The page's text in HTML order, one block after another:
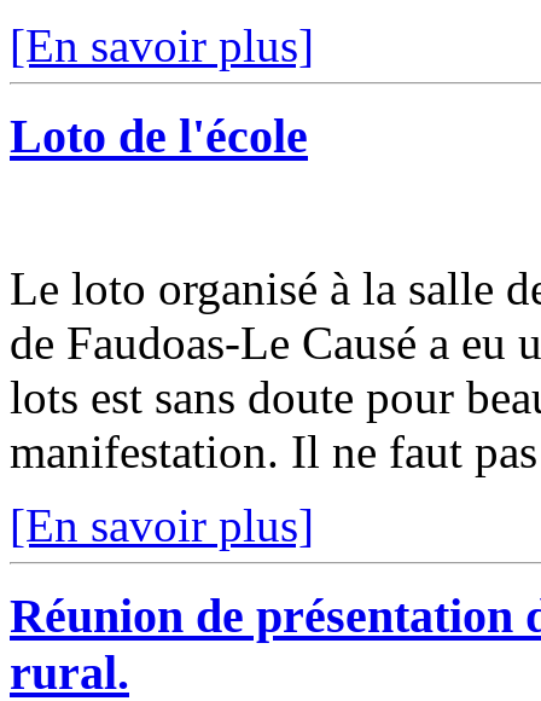
[En savoir plus]
Loto de l'école
Le loto organisé à la salle
de Faudoas-Le Causé a eu
lots est sans doute pour
manifestation. Il ne faut
[En savoir plus]
Réunion de présentation
rural.